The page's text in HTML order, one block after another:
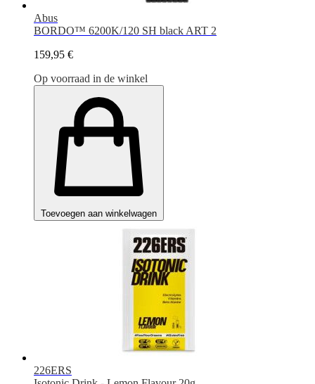
Abus
BORDO™ 6200K/120 SH black ART 2
159,95 €
Op voorraad in de winkel
Toevoegen aan winkelwagen
226ERS